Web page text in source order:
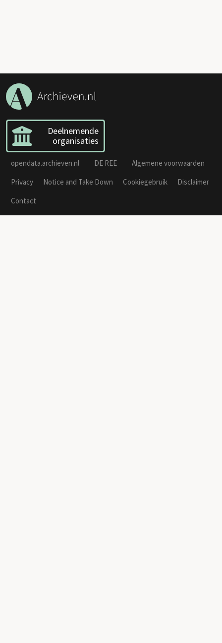
Deelnemende
organisaties
opendata.archieven.nl DE REE
Algemene voorwaarden
Privacy
Notice and Take Down Cookiegebruik
Disclaimer
Contact